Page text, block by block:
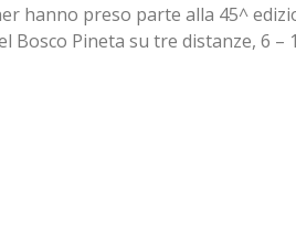
hanno preso parte alla 45^
Bosco Pineta su tre distanze, 6 –